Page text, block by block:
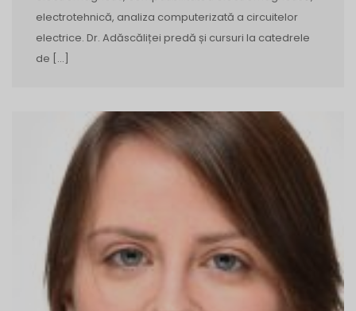
electrotehnică, analiza computerizată a circuitelor
electrice. Dr. Adăscăliței predă și cursuri la catedrele
de […]